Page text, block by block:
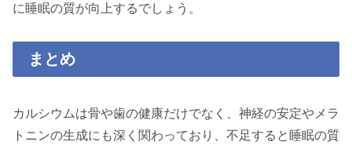
に睡眠の質が向上するでしょう。
まとめ
カルシウムは骨や歯の健康だけでなく、神経の安定やメラ
トニンの生成にも深く関わっており、不足すると睡眠の質